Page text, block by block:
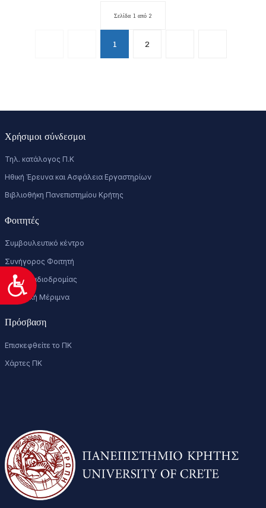
Προσιτότητα
1 2
Σελίδα 1 από 2
Χρήσιμοι σύνδεσμοι
Τηλ. κατάλογος Π.Κ
Ηθική Έρευνα και Ασφάλεια Εργαστηρίων
Βιβλιοθήκη Πανεπιστημίου Κρήτης
Φοιτητές
Συμβουλευτικό κέντρο
Συνήγορος Φοιτητή
Δο.Δι.Σταδιοδρομίας
Φοιτητική Μέριμνα
Πρόσβαση
Επισκεφθείτε το ΠΚ
Χάρτες ΠΚ